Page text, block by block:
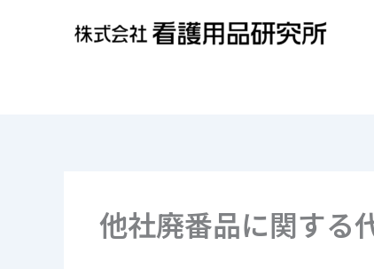
他社廃番品に関する